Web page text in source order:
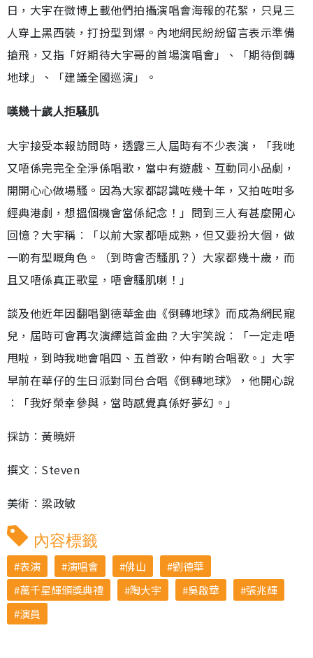
日，大宇在微博上載他們拍攝演唱會海報的花絮，只見三
人穿上黑西裝，打扮型到爆。內地網民紛紛留言表示準備
搶飛，又指「好期待大宇哥的首場演唱會」、「期待倒轉
地球」、「建議全國巡演」。
嘆幾十歲人拒騷肌
大宇接受本報訪問時，透露三人屆時有不少表演，「我哋
又唔係完完全全淨係唱歌，當中有遊戲、互動同小品劇，
開開心心做場騷。因為大家都認識咗幾十年，又拍咗咁多
經典港劇，想搵個機會當係紀念！」問到三人有甚麼開心
回憶？大宇稱︰「以前大家都唔成熟，但又要扮大個，做
一啲有型嘅角色。（到時會否騷肌？）大家都幾十歲，而
且又唔係真正歌星，唔會騷肌喇！」
談及他近年因翻唱劉德華金曲《倒轉地球》而成為網民寵
兒，屆時可會再次演繹這首金曲？大宇笑說︰「一定走唔
甩啦，到時我哋會唱四、五首歌，仲有啲合唱歌。」大宇
早前在華仔的生日派對同台合唱《倒轉地球》，他開心說
︰「我好榮幸參與，當時感覺真係好夢幻。」
採訪︰黃曉妍
撰文︰Steven
美術︰梁政敏
內容標籤
表演 演唱會 佛山
劉德華
萬千星輝頒獎典禮
陶大宇 吳啟華
張兆輝
演員